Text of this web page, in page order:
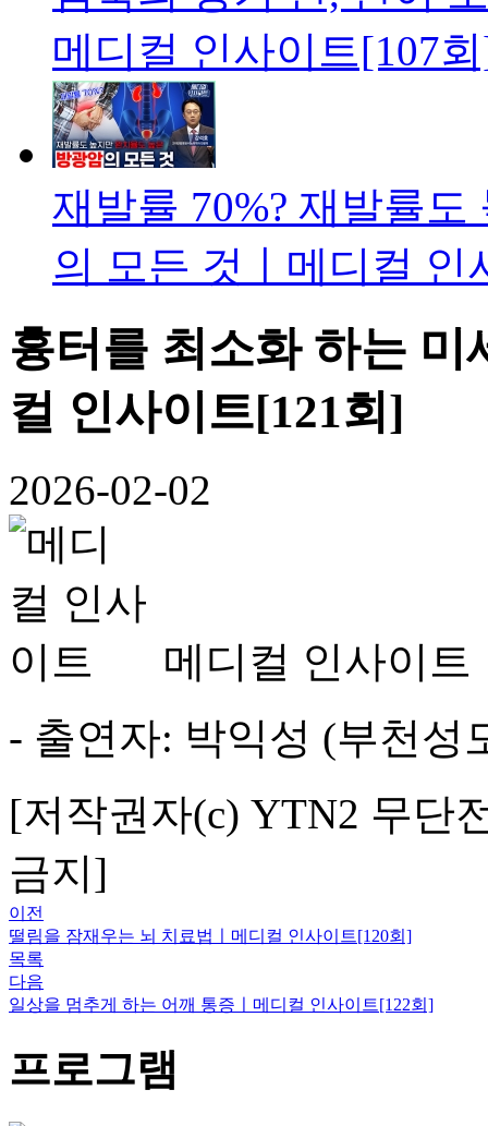
메디컬 인사이트[107
재발률 70%? 재발률
의 모든 것ㅣ메디컬 인
흉터를 최소화 하는
컬 인사이트[121회]
2026-02-02
메디컬 인사이트
- 출연자: 박익성 (부천성
[저작권자(c) YTN2 무단
금지]
이전
떨림을 잠재우는 뇌 치료법ㅣ메디컬 인사이트[120회]
목록
다음
일상을 멈추게 하는 어깨 통증ㅣ메디컬 인사이트[122회]
프로그램